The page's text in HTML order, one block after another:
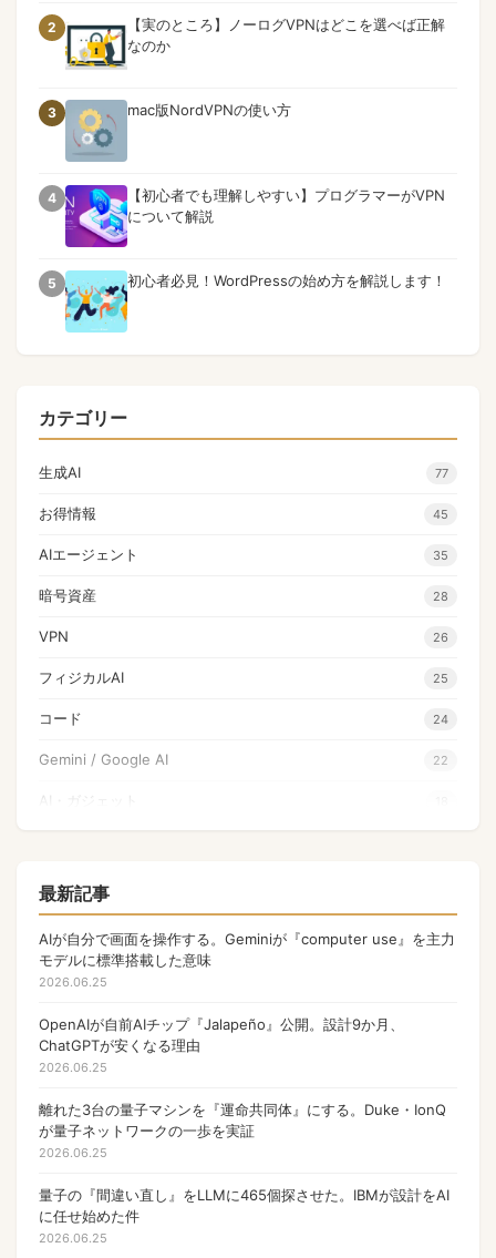
2
【実のところ】ノーログVPNはどこを選べば正解
なのか
3 mac版NordVPNの使い方
4
【初心者でも理解しやすい】プログラマーがVPN
について解説
5 初心者必見！WordPressの始め方を解説します！
カテゴリー
生成AI 77
お得情報 45
AIエージェント 35
暗号資産 28
VPN 26
フィジカルAI 25
コード 24
Gemini / Google AI 22
AI・ガジェット
Apple
OpenAI
Gamefi
Anthropic
ゲーム
最新記事
AIが自分で画面を操作する。Geminiが『computer use』を主力
モデルに標準搭載した意味
2026.06.25
OpenAIが自前AIチップ『Jalapeño』公開。設計9か月、
ChatGPTが安くなる理由
2026.06.25
離れた3台の量子マシンを『運命共同体』にする。Duke・IonQ
が量子ネットワークの一歩を実証
2026.06.25
量子の『間違い直し』をLLMに465個探させた。IBMが設計をAI
に任せ始めた件
2026.06.25